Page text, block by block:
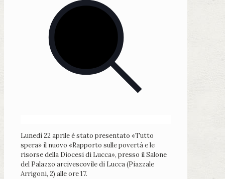
Lunedì 22 aprile è stato presentato «Tutto
spera» il nuovo «Rapporto sulle povertà e le
risorse della Diocesi di Lucca», presso il Salone
del Palazzo arcivescovile di Lucca (Piazzale
Arrigoni, 2) alle ore 17.